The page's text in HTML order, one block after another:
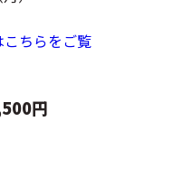
ちらをご覧
円